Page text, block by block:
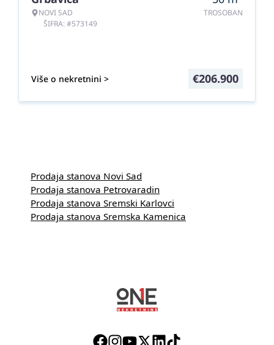
NOVI SAD
ŠIFRA: #573149
TROSOBAN
Više o nekretnini > €206.900
Prodaja stanova Novi Sad
Prodaja stanova Petrovaradin
Prodaja stanova Sremski Karlovci
Prodaja stanova Sremska Kamenica